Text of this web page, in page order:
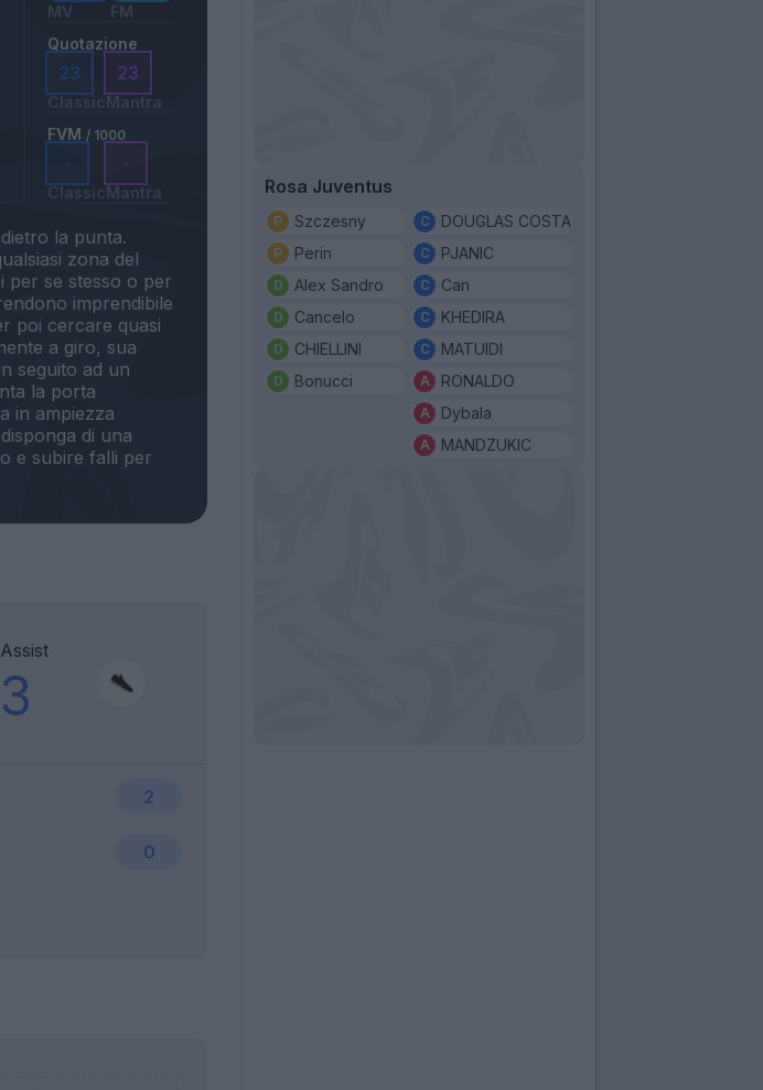
MV
FM
Quotazione
23
Classic
23
Mantra
FVM / 1000
-
Classic
-
Mantra
la punta.
zona del
per se stesso o per
imprendibile
poi cercare quasi
a giro, sua
seguito ad un
la porta
in ampiezza
di una
e subire falli per
Assist
3
2
0
Rosa Juventus
Szczesny
Perin
Alex Sandro
Cancelo
CHIELLINI
Bonucci
DOUGLAS COSTA
PJANIC
Can
KHEDIRA
MATUIDI
RONALDO
Dybala
MANDZUKIC